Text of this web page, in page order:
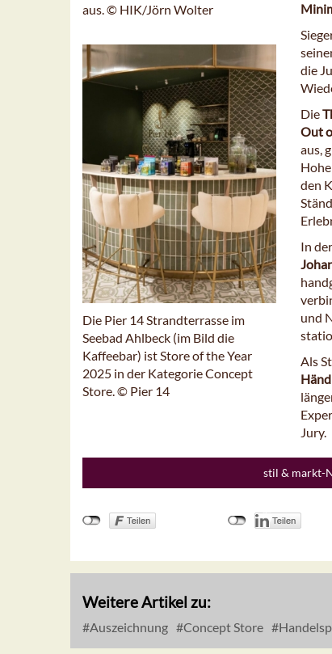
aus. © HIK/Jörn Wolter
Die Pier 14 Strandterrasse im
Seebad Ahlbeck (im Bild die
Kaffeebar) ist Store of the Year
2025 in der Kategorie Concept
Store. © Pier 14
die
Die
Out
aus,
den
In der
und
Als
Jury.
stil & markt-
Weitere Artikel zu:
Auszeichnung Concept Store